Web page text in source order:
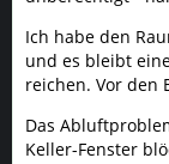
Genauso
schreiben
oder doch das
skill(sind wir
Wir haben
infos)
Ich habe den
und es bleibt
reichen. Vor den
Das
Keller-Fenster